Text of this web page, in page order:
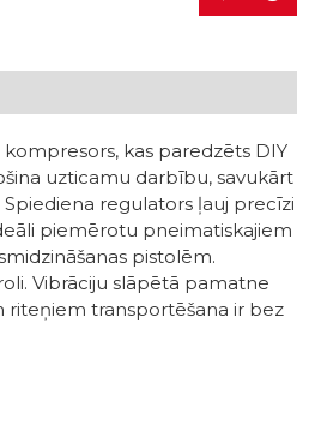
kas paredzēts DIY
uzticamu darbību, savukārt
regulators ļauj precīzi
piemērotu pneimatiskajiem
pistolēm.
Vibrāciju slāpētā pamatne
riteņiem transportēšana ir bez